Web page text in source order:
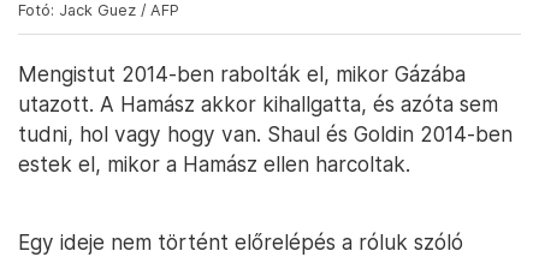
Fotó: Jack Guez / AFP
Mengistut 2014-ben rabolták el, mikor Gázába
utazott. A Hamász akkor kihallgatta, és azóta sem
tudni, hol vagy hogy van. Shaul és Goldin 2014-ben
estek el, mikor a Hamász ellen harcoltak.
Egy ideje nem történt előrelépés a róluk szóló